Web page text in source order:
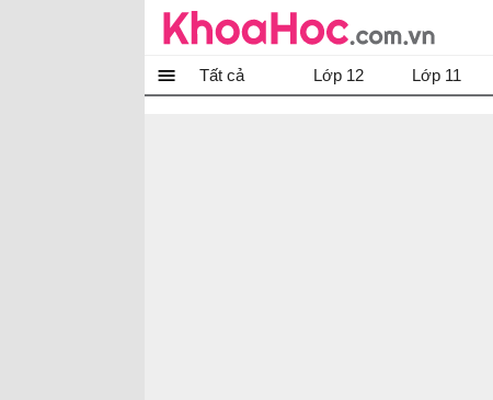
Tất cả Lớp 12 Lớp 11